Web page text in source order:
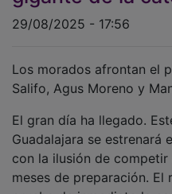
29/08/2025 - 17:56
Salifo, Agus Moreno y
Guadalajara se estrenará
con la ilusión de competir
meses de preparación. El
prueba de inmediato la